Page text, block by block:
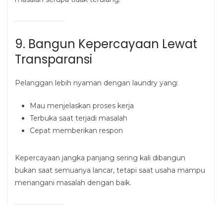
9. Bangun Kepercayaan Lewat
Transparansi
Pelanggan lebih nyaman dengan laundry yang:
Mau menjelaskan proses kerja
Terbuka saat terjadi masalah
Cepat memberikan respon
Kepercayaan jangka panjang sering kali dibangun
bukan saat semuanya lancar, tetapi saat usaha mampu
menangani masalah dengan baik.